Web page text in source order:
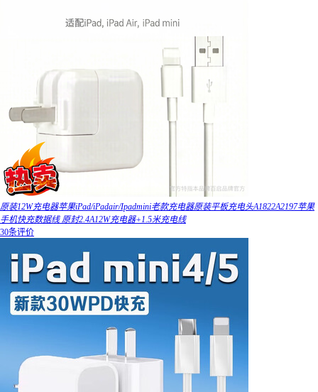
原装12W充电器苹果iPad/iPadair/Ipadmini老款充电器原装平板充电头A1822A2197苹果
手机快充数据线 原封2.4A12W充电器+1.5米充电线
30条评价